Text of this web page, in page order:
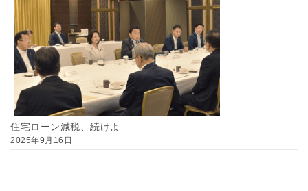
住宅ローン減税、続けよ
2025年9月16日